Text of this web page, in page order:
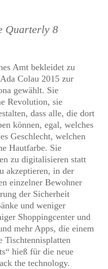
Quarterly 8
Amt bekleidet zu
Colau 2015 zur
gewählt. Sie
Revolution, sie
dass alle, die dort
können, egal, welches
Geschlecht, welchen
Hautfarbe. Sie
zu digitalisieren statt
akzeptieren, in der
einzelner Bewohner
der Sicherheit
und weniger
Shoppingcenter und
mehr Apps, die einem
Tischtennisplatten
hieß für die neue
the technology.